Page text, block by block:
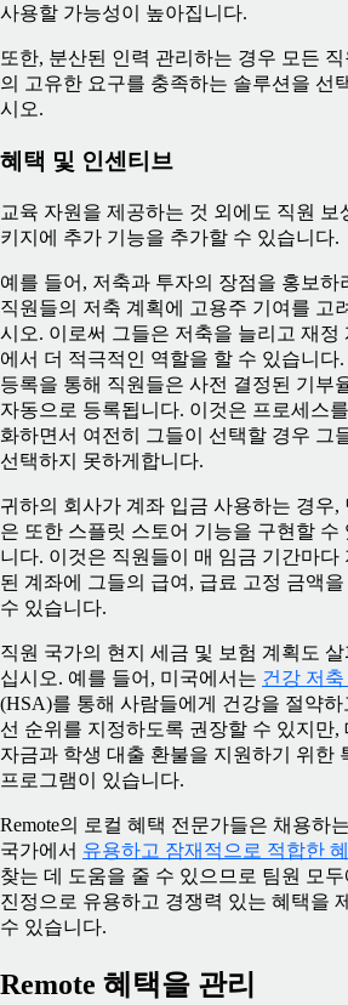
사용할 가능성이 높아집니다.
또한, 분산된 인력 관리하는 경우 모든 직
의 고유한 요구를 충족하는 솔루션을 선
시오.
혜택 및 인센티브
교육 자원을 제공하는 것 외에도 직원 보
키지에 추가 기능을 추가할 수 있습니다.
예를 들어, 저축과 투자의 장점을 홍보하
직원들의 저축 계획에 고용주 기여를 고
시오. 이로써 그들은 저축을 늘리고 재정
에서 더 적극적인 역할을 할 수 있습니다.
등록을 통해 직원들은 사전 결정된 기부
자동으로 등록됩니다. 이것은 프로세스
화하면서 여전히 그들이 선택할 경우 그
선택하지 못하게합니다.
귀하의 회사가 계좌 입금 사용하는 경우,
은 또한 스플릿 스토어 기능을 구현할 수
니다. 이것은 직원들이 매 임금 기간마다
된 계좌에 그들의 급여, 급료 고정 금액을
수 있습니다.
직원 국가의 현지 세금 및 보험 계획도 살
십시오. 예를 들어, 미국에서는 건강 저
(HSA)를 통해 사람들에게 건강을 절약하
선 순위를 지정하도록 권장할 수 있지만,
자금과 학생 대출 환불을 지원하기 위한
프로그램이 있습니다.
Remote의 로컬 혜택 전문가들은 채용하
국가에서 유용하고 잠재적으로 적합한
찾는 데 도움을 줄 수 있으므로 팀원 모두
진정으로 유용하고 경쟁력 있는 혜택을
수 있습니다.
Remote 혜택을 관리